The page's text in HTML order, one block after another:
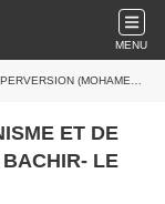
MENU
EL BACHIR- LE GRAND SOIR)
ET DE
LE